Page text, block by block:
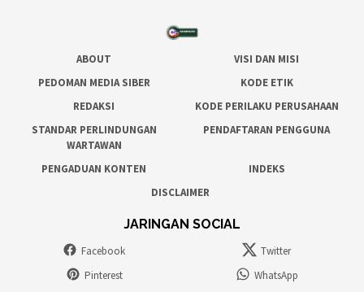
ABOUT
VISI DAN MISI
PEDOMAN MEDIA SIBER
KODE ETIK
REDAKSI
KODE PERILAKU PERUSAHAAN
STANDAR PERLINDUNGAN
WARTAWAN
PENDAFTARAN PENGGUNA
PENGADUAN KONTEN
INDEKS
DISCLAIMER
JARINGAN SOCIAL
Facebook
Twitter
Pinterest
WhatsApp